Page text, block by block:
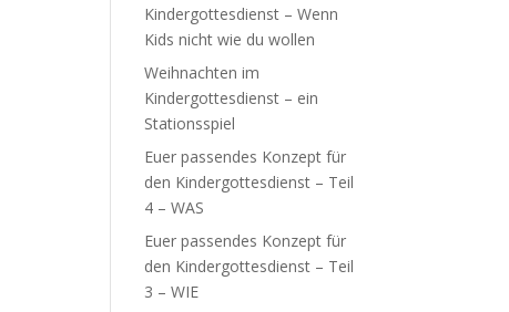
Kindergottesdienst – Wenn
Kids nicht wie du wollen
Weihnachten im
Kindergottesdienst – ein
Stationsspiel
Euer passendes Konzept für
den Kindergottesdienst – Teil
4 – WAS
Euer passendes Konzept für
den Kindergottesdienst – Teil
3 – WIE